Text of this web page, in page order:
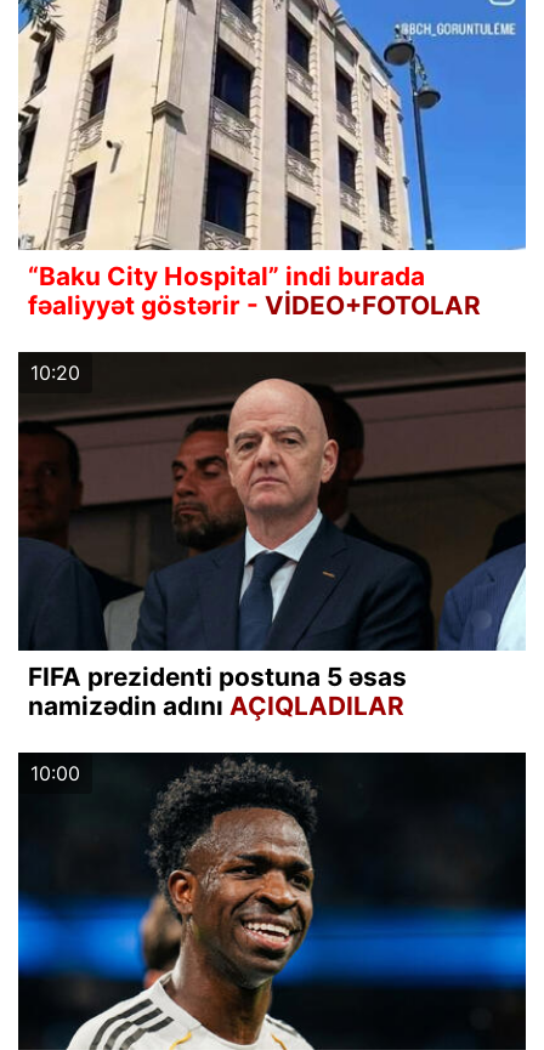
“Baku City Hospital” indi burada
fəaliyyət göstərir - VİDEO+FOTOLAR
10:20
FIFA prezidenti postuna 5 əsas
namizədin adını AÇIQLADILAR
10:00